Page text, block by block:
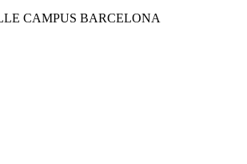
CAMPUS BARCELONA